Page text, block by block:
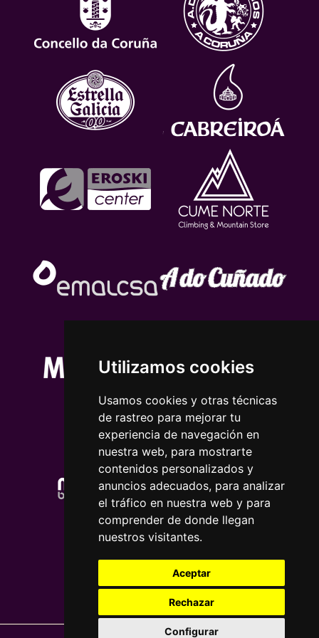
Utilizamos cookies
Usamos cookies y otras técnicas
de rastreo para mejorar tu
experiencia de navegación en
nuestra web, para mostrarte
contenidos personalizados y
anuncios adecuados, para analizar
el tráfico en nuestra web y para
comprender de donde llegan
nuestros visitantes.
Aceptar
Rechazar
Configurar